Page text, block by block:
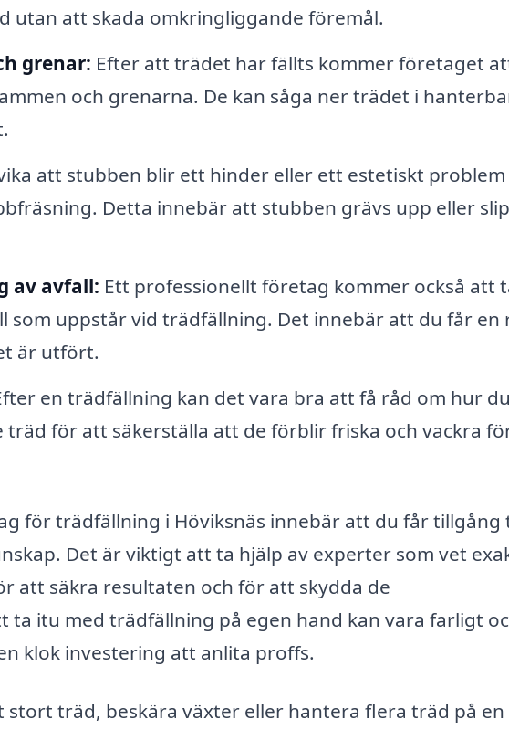
utan att skada omkringliggande föremål.
grenar: Efter att trädet har fällts kommer företaget
och grenarna. De kan såga ner trädet i
att stubben blir ett hinder eller ett estetiskt problem
Detta innebär att stubben grävs upp eller
av avfall: Ett professionellt företag kommer också att
som uppstår vid trädfällning. Det innebär att du får en
är utfört.
en trädfällning kan det vara bra att få råd om hur du
träd för att säkerställa att de förblir friska och vackra
för trädfällning i Höviksnäs innebär att du får tillgång
Det är viktigt att ta hjälp av experter som vet
att säkra resultaten och för att skydda de
ta itu med trädfällning på egen hand kan vara farligt
klok investering att anlita proffs.
stort träd, beskära växter eller hantera flera träd på en